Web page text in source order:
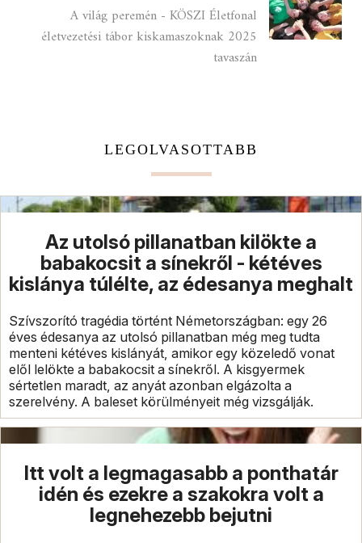
A világ peremén - KÖSZI Életfonal
életvezetési tábor kiskamaszoknak 2025
tavaszán
LEGOLVASOTTABB
Az utolsó pillanatban kilökte a
babakocsit a sínekről - kétéves
kislánya túlélte, az édesanya meghalt
Szívszorító tragédia történt Németországban: egy 26
éves édesanya az utolsó pillanatban még meg tudta
menteni kétéves kislányát, amikor egy közeledő vonat
elől lelökte a babakocsit a sínekről. A kisgyermek
sértetlen maradt, az anyát azonban elgázolta a
szerelvény. A baleset körülményeit még vizsgálják.
Itt volt a legmagasabb a ponthatár
idén és ezekre a szakokra volt a
legnehezebb bejutni